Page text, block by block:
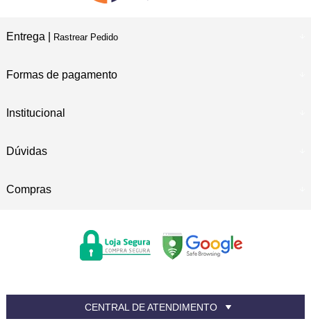
Entrega | Rastrear Pedido
Formas de pagamento
Institucional
Dúvidas
Compras
CENTRAL DE ATENDIMENTO